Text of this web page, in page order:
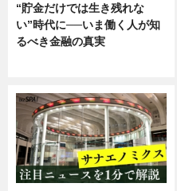
“貯金だけでは生き残れな
い”時代に──いま働く人が知
るべき金融の真実